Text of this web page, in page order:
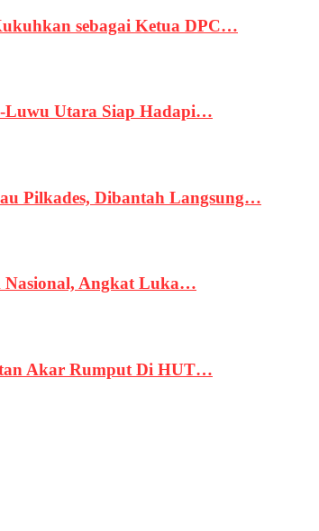
sebagai Ketua DPC…
Luwu Utara Siap Hadapi…
Pilkades, Dibantah Langsung…
Nasional, Angkat Luka…
Akar Rumput Di HUT…